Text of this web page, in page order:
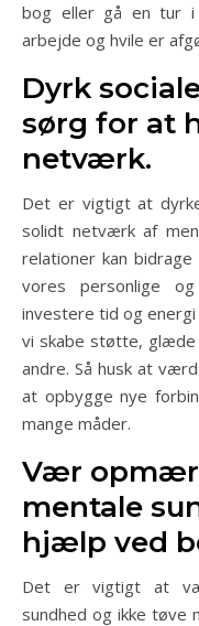
bog eller gå en tur i
arbejde og hvile er
Dyrk
sørg for at
netværk.
Det er vigtigt at
solidt netværk af
relationer kan
vores personlige
investere tid og
vi skabe støtte,
andre. Så husk at
at opbygge nye
mange måder.
Vær
mentale
hjælp ved
Det er vigtigt at
sundhed og ikke tøve